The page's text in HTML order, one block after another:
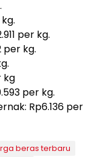
per kg.
per kg.
kg
per kg.
Rp6.136 per
beras terbaru